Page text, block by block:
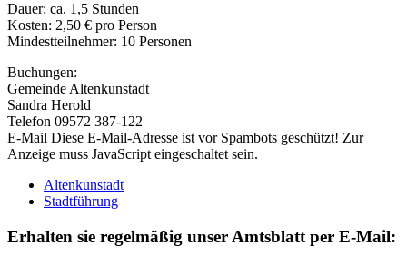
Dauer: ca. 1,5 Stunden
Kosten: 2,50 € pro Person
Mindestteilnehmer: 10 Personen
Buchungen:
Gemeinde Altenkunstadt
Sandra Herold
Telefon 09572 387-122
E-Mail Diese E-Mail-Adresse ist vor Spambots geschützt! Zur
Anzeige muss JavaScript eingeschaltet sein.
Altenkunstadt
Stadtführung
Erhalten sie regelmäßig unser Amtsblatt per E-Mail: